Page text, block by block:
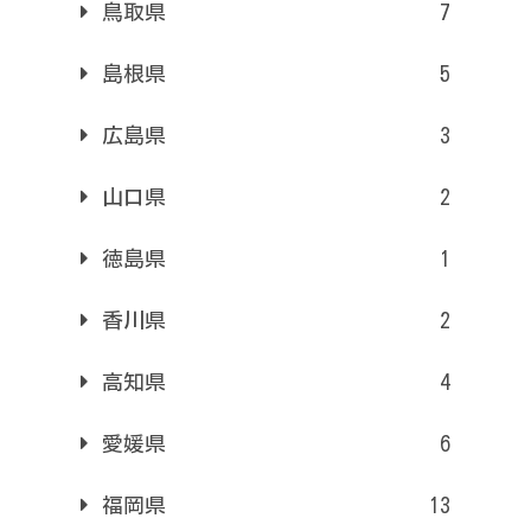
鳥取県 7
島根県 5
広島県 3
山口県 2
徳島県 1
香川県 2
高知県 4
愛媛県 6
福岡県 13